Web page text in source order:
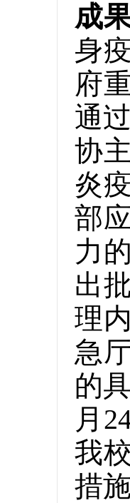
成
身
府
通
协
炎
部
力
出
理
急
的
月
我
措施